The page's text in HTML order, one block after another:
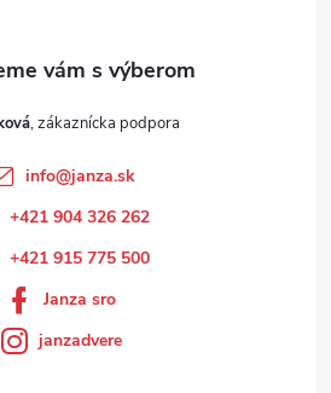
info@janza.sk
+421 904 326 262
+421 915 775 500
Janza sro
janzadvere